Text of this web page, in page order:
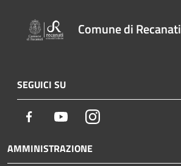
Comune di Recanati
SEGUICI SU
Facebook YoutubeInstagram
AMMINISTRAZIONE